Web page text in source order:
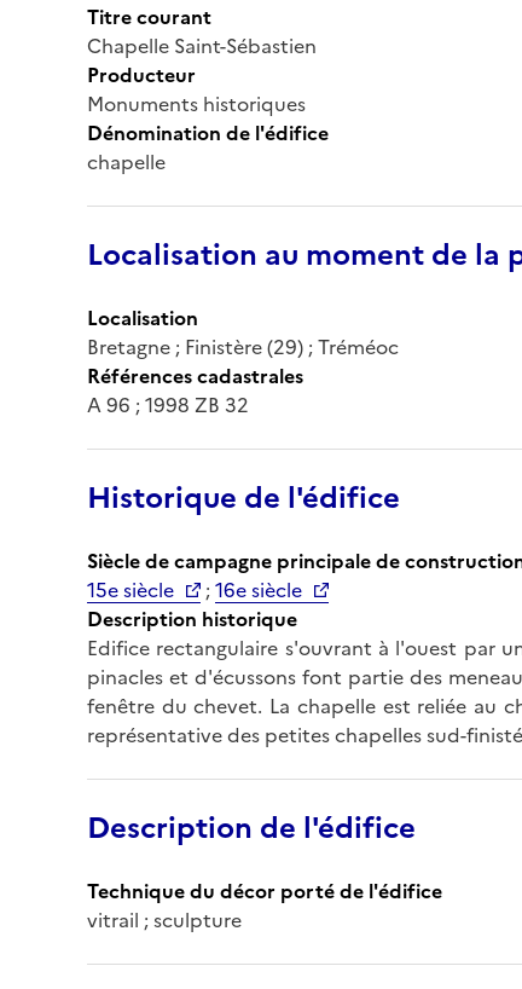
Titre courant
Chapelle Saint-Sébastien
Producteur
Monuments historiques
Dénomination de l'édifice
chapelle
Localisation au moment de la
Localisation
Bretagne ; Finistère (29) ; Tréméoc
Références cadastrales
A 96 ; 1998 ZB 32
Historique de l'édifice
Siècle de campagne principale de
15e siècle
;16e siècle
Description historique
Edifice rectangulaire s'ouvrant à l'ouest par
pinacles et d'écussons font partie des
fenêtre du chevet. La chapelle est reliée au
représentative des petites chapelles sud-
Description de l'édifice
Technique du décor porté de l'édifice
vitrail ; sculpture